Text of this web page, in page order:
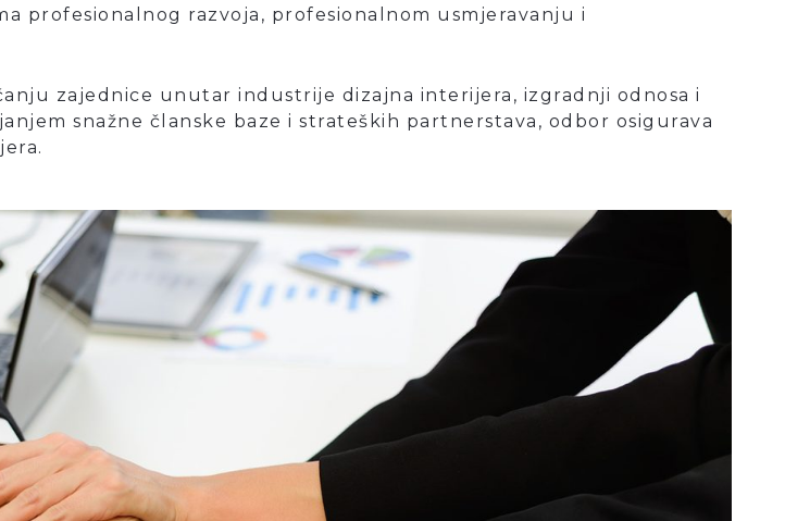
profesionalnog razvoja, profesionalnom usmjeravanju i
zajednice unutar industrije dizajna interijera, izgradnji odnosa i
snažne članske baze i strateških partnerstava, odbor osigurava